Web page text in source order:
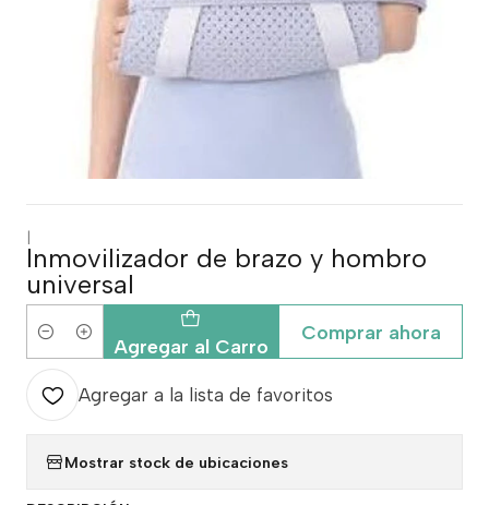
Inmovilizador de brazo y hombro
universal
Cantidad Agregar al Carro
Comprar ahora
Agregar a la lista de favoritos
Mostrar stock de ubicaciones